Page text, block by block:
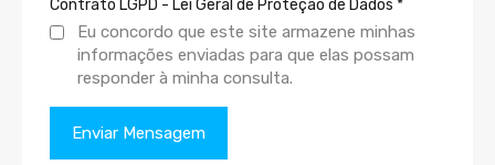
Contrato LGPD - Lei Geral de Proteção de Dados *
Eu concordo que este site armazene minhas
informações enviadas para que elas possam
responder à minha consulta.